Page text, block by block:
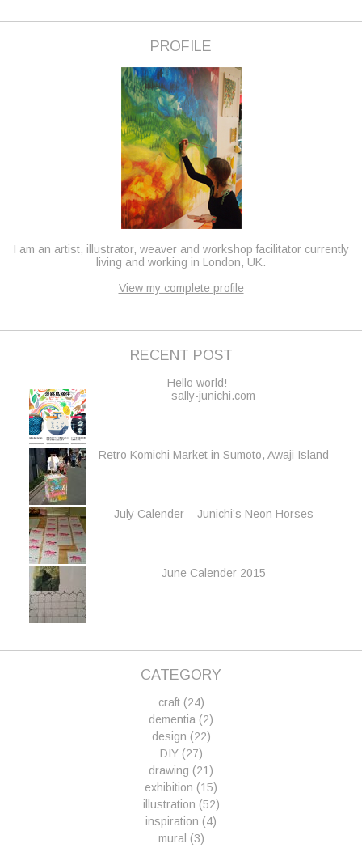
PROFILE
I am an artist, illustrator, weaver and workshop facilitator currently
living and working in London, UK.
View my complete profile
RECENT POST
Hello world!
sally-junichi.com
Retro Komichi Market in Sumoto, Awaji Island
July Calender – Junichi’s Neon Horses
June Calender 2015
CATEGORY
craft(24)
dementia (2)
design (22)
DIY(27)
drawing (21)
exhibition (15)
illustration (52)
inspiration (4)
mural (3)